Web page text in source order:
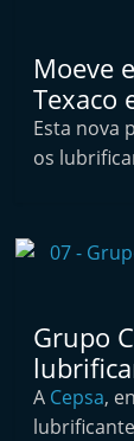
Moeve
Texaco
Esta nova
os
Grupo
A Cepsa,